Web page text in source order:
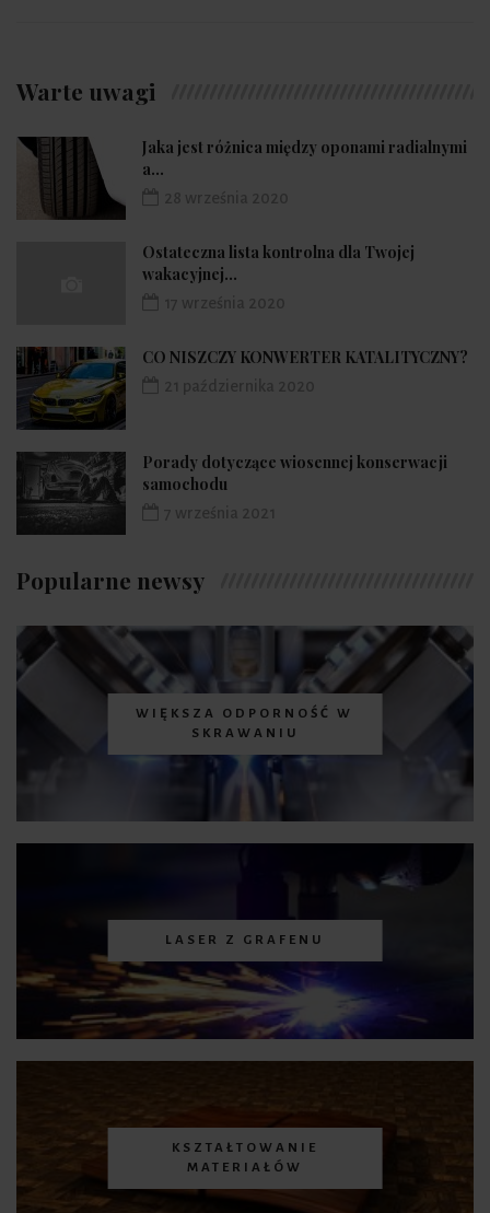
Warte uwagi
Jaka jest różnica między oponami radialnymi
a...
Ostateczna lista kontrolna dla Twojej
wakacyjnej...
CO NISZCZY KONWERTER KATALITYCZNY?
Porady dotyczące wiosennej konserwacji
samochodu
Popularne newsy
WIĘKSZA ODPORNOŚĆ W
SKRAWANIU
LASER Z GRAFENU
KSZTAŁTOWANIE
MATERIAŁÓW